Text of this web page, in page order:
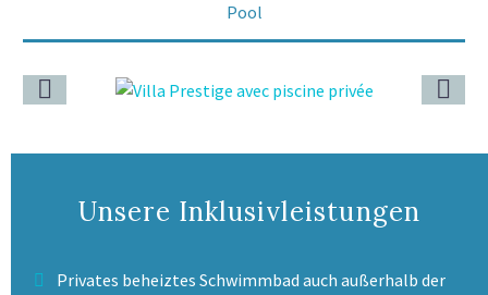
Pool
Unsere Inklusivleistungen
Privates beheiztes Schwimmbad auch außerhalb der